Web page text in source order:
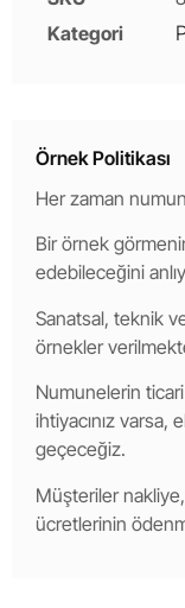
Kategori
Örnek Politikası
Her zaman
Bir örnek
edebileceğini
Sanatsal, teknik
örnekler
Numunelerin
ihtiyacınız varsa,
geçeceğiz.
Müşteriler
ücretlerinin